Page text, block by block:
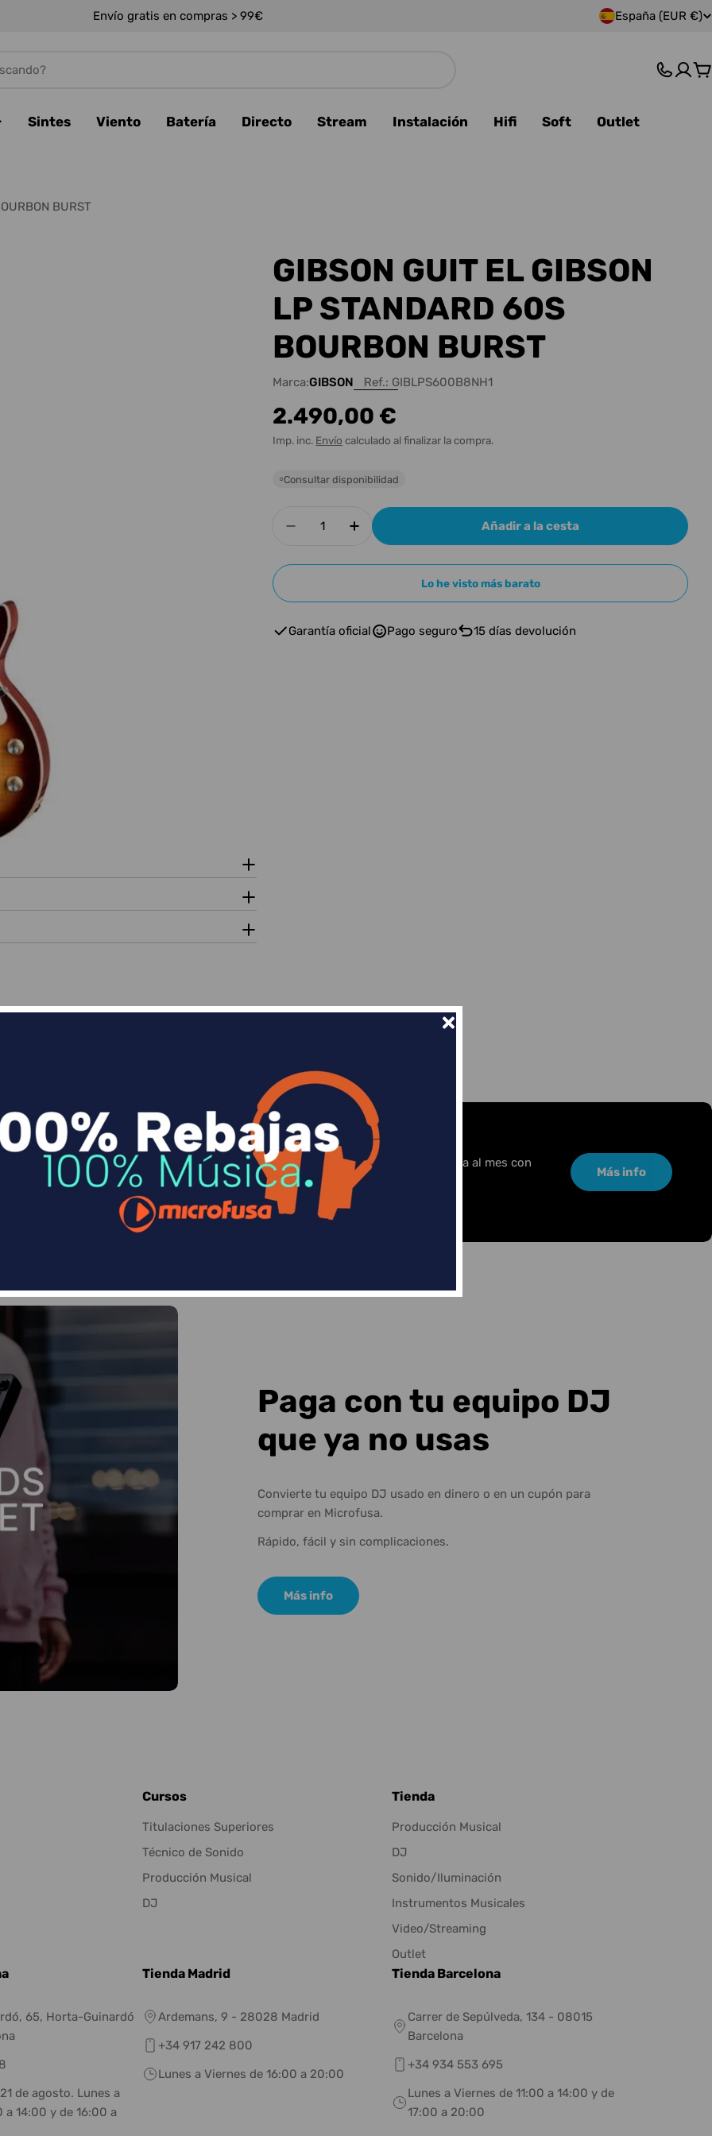
Envío gratis en compras > 99€
P
s
g
i
España (EUR €)
Sintes Viento Batería Directo Stream Instalación Hifi Soft
Outlet
BURST
GIBSON GUIT EL GIBSON
LP STANDARD 60S
BOURBON BURST
Marca:GIBSON Ref.: GIBLPS600B8NH1
Precio
habitual
2.490,00 €
Imp. inc. Envío calculado al finalizar la compra.
○Consultar disponibilidad
Disminuir cantidad para GIBSON GUIT EL GIBSON LP
Aumentar cantidad para GIBSON GUIT EL GIBSON
Añadir a la cesta
Lo he visto más barato
Garantía oficial Pago seguro 15 días devolución
Divide en 3 sin coste o hasta en 18 meses por una pequeña cuota al mes con
Sequra
Más info
Paga con tu equipo DJ
que ya no usas
Convierte tu equipo DJ usado en dinero o en un cupón para
comprar en Microfusa.
Rápido, fácil y sin complicaciones.
Más info
Cursos
Titulaciones Superiores
Técnico de Sonido
Producción Musical
DJ
Tienda
Producción Musical
DJ
Sonido/Iluminación
Instrumentos Musicales
Video/Streaming
Outlet
65, Horta-Guinardó
de agosto. Lunes a
a 14:00 y de 16:00 a
Tienda Madrid
Ardemans, 9 - 28028 Madrid
+34 917 242 800
Lunes a Viernes de 16:00 a 20:00
Tienda Barcelona
Carrer de Sepúlveda, 134 - 08015
Barcelona
+34 934 553 695
Lunes a Viernes de 11:00 a 14:00 y de
17:00 a 20:00